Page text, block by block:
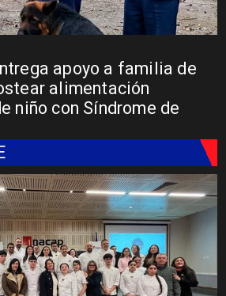
apoyo a familia de
alimentación
niño con Síndrome de